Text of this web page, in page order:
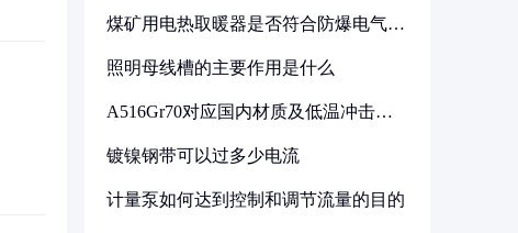
煤矿用电热取暖器是否符合防爆电气设
照明母线槽的主要作用是什么
A516Gr70对应国内材质及低温冲击要
镀镍钢带可以过多少电流
计量泵如何达到控制和调节流量的目的